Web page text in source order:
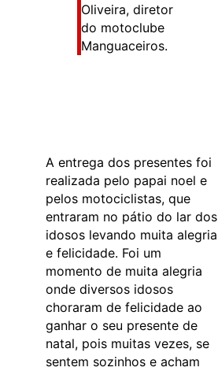
Oliveira, diretor
do motoclube
Manguaceiros.
A entrega dos presentes foi
realizada pelo papai noel e
pelos motociclistas, que
entraram no pátio do lar dos
idosos levando muita alegria
e felicidade. Foi um
momento de muita alegria
onde diversos idosos
choraram de felicidade ao
ganhar o seu presente de
natal, pois muitas vezes, se
sentem sozinhos e acham